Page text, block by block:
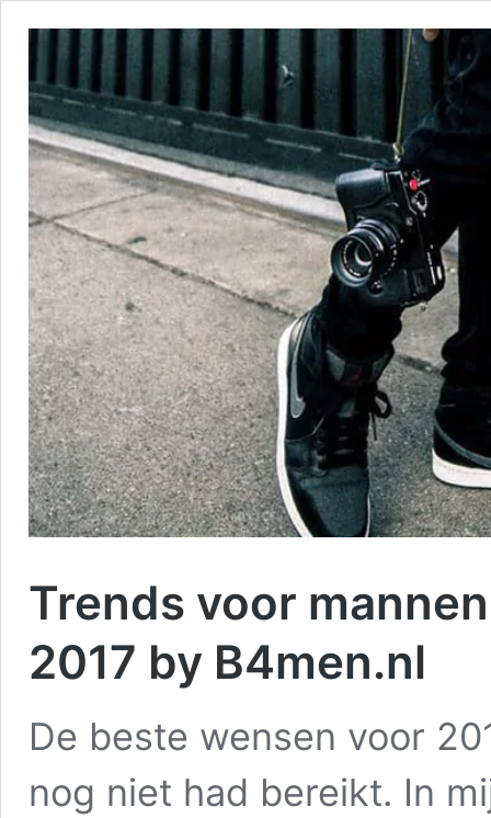
Trends voor
2017 by B4men.nl
De beste wensen voor
nog niet had bereikt. In